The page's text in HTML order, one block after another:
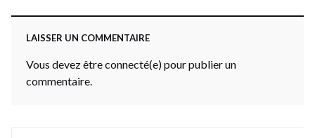
LAISSER UN COMMENTAIRE
Vous devez être connecté(e) pour publier un
commentaire.